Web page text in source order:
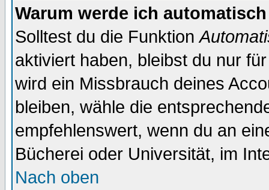
Warum werde ich
Solltest du die Funktion
aktiviert haben, bleibst du nur
wird ein Missbrauch deines
bleiben, wähle die
empfehlenswert, wenn du an
Bücherei oder Universität, im
Nach oben